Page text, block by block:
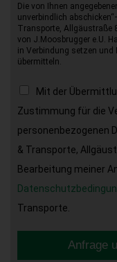
Die von Ihnen
unverbindlich
Transporte, Allgäustraße
von J.Moosbrugger e.U.
in Verbindung setzen
übermitteln.
Mit der
Zustimmung für die
personenbezogenen
& Transporte,
Bearbeitung meiner
Transporte.
Anfrage